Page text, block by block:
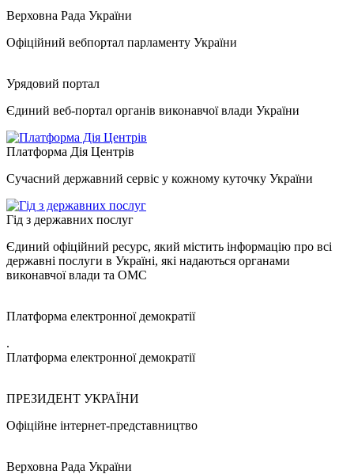
Верховна Рада України
Офіційний вебпортал парламенту України
Урядовий портал
Єдиний веб-портал органів виконавчої влади України
Платформа Дія Центрів
Сучасний державний сервіс у кожному куточку України
Гід з державних послуг
Єдиний офіційний ресурс, який містить інформацію про всі
державні послуги в Україні, які надаються органами
виконавчої влади та ОМС
Платформа електронної демократії
.
Платформа електронної демократії
ПРЕЗИДЕНТ УКРАЇНИ
Офіційне інтернет-представництво
Верховна Рада України